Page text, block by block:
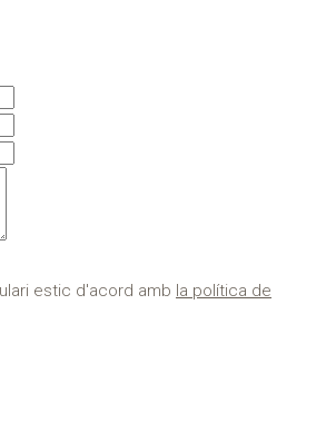
estic d'acord amb la política de